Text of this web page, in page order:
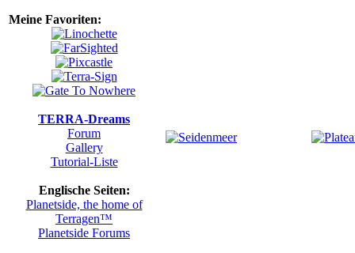
Meine Favoriten:
TERRA-Dreams
Forum
Gallery
Tutorial-Liste
Englische Seiten:
Planetside, the home of
Terragen™
Planetside Forums